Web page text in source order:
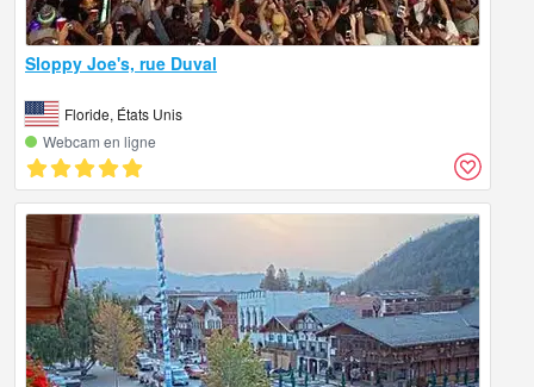
Sloppy Joe's, rue Duval
Floride, États Unis
Webcam en ligne